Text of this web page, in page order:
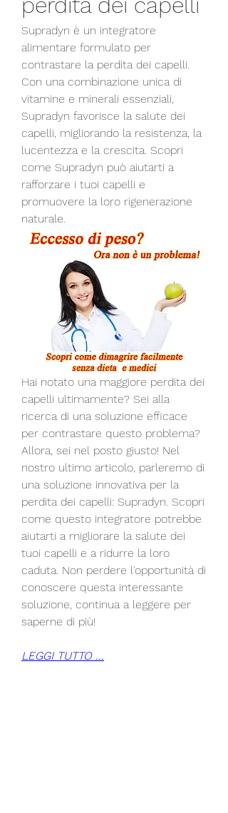
Supradyn è un integratore
alimentare formulato per
contrastare la perdita dei capelli.
Con una combinazione unica di
vitamine e minerali essenziali,
Supradyn favorisce la salute dei
capelli, migliorando la resistenza, la
lucentezza e la crescita. Scopri
come Supradyn può aiutarti a
rafforzare i tuoi capelli e
promuovere la loro rigenerazione
naturale.
Hai notato una maggiore perdita dei
capelli ultimamente? Sei alla
ricerca di una soluzione efficace
per contrastare questo problema?
Allora, sei nel posto giusto! Nel
nostro ultimo articolo, parleremo di
una soluzione innovativa per la
perdita dei capelli: Supradyn. Scopri
come questo integratore potrebbe
aiutarti a migliorare la salute dei
tuoi capelli e a ridurre la loro
caduta. Non perdere l'opportunità di
conoscere questa interessante
soluzione, continua a leggere per
saperne di più!
LEGGI TUTTO ...